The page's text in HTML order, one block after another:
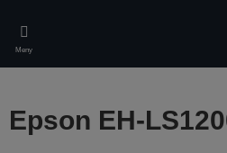
main
content
Meny
Epson EH-